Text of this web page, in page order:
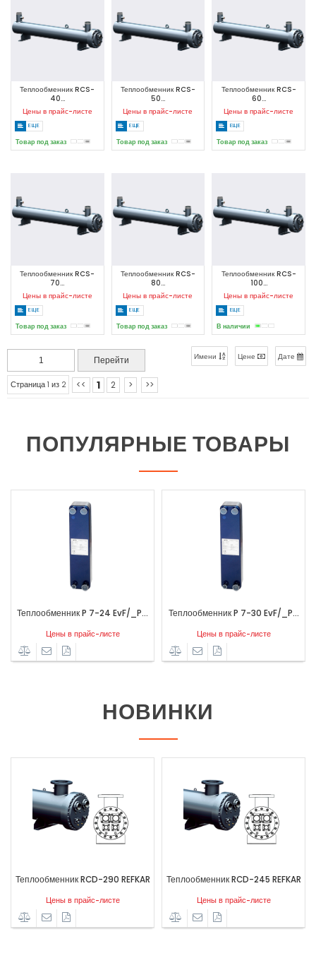
Теплообменник RCS-
40...
Цены в прайс-листе
ЕЩЕ
Товар под заказ
Теплообменник RCS-
50...
Цены в прайс-листе
ЕЩЕ
Товар под заказ
Теплообменник RCS-
60...
Цены в прайс-листе
ЕЩЕ
Товар под заказ
Теплообменник RCS-
70...
Цены в прайс-листе
ЕЩЕ
Товар под заказ
Теплообменник RCS-
80...
Цены в прайс-листе
ЕЩЕ
Товар под заказ
Теплообменник RCS-
100...
Цены в прайс-листе
ЕЩЕ
В наличии
Имени Цене Дате
Страница 1 из 2 << 1 2 > >>
ПОПУЛЯРНЫЕ ТОВАРЫ
24 EvF/_P... Теплообменник P 7-30 EvF/_P...
Цены в прайс-листе
Теплообменник
Цены в прайс-
НОВИНКИ
Теплообменник RCD-290 REFKAR
Цены в прайс-листе
Теплообменник RCD-245 REFKAR
Цены в прайс-листе